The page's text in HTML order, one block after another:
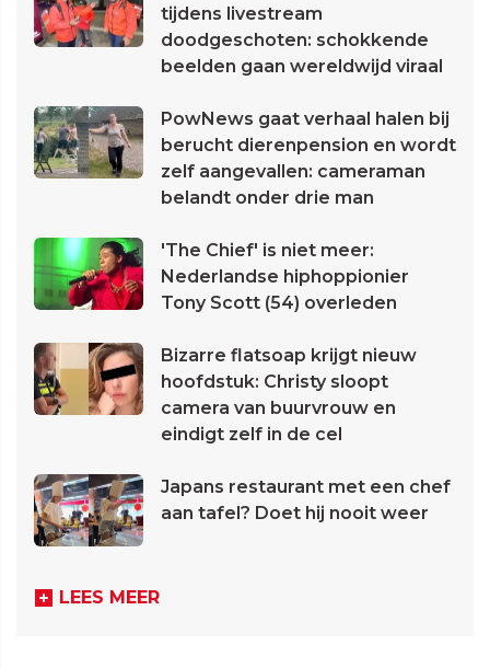
tijdens livestream
doodgeschoten: schokkende
beelden gaan wereldwijd viraal
PowNews gaat verhaal halen bij
berucht dierenpension en wordt
zelf aangevallen: cameraman
belandt onder drie man
'The Chief' is niet meer:
Nederlandse hiphoppionier
Tony Scott (54) overleden
Bizarre flatsoap krijgt nieuw
hoofdstuk: Christy sloopt
camera van buurvrouw en
eindigt zelf in de cel
Japans restaurant met een chef
aan tafel? Doet hij nooit weer
LEES MEER